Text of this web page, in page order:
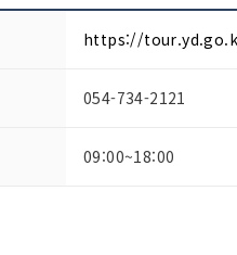
https://
054-734-2121
09:00~18:00